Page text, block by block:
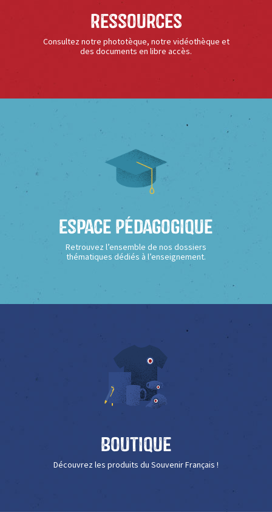
Ressources
Consultez notre phototèque, notre vidéothèque et
des documents en libre accès.
Espace Pédagogique
Retrouvez l’ensemble de nos dossiers
thématiques dédiés à l’enseignement.
Boutique
Découvrez les produits du Souvenir Français !